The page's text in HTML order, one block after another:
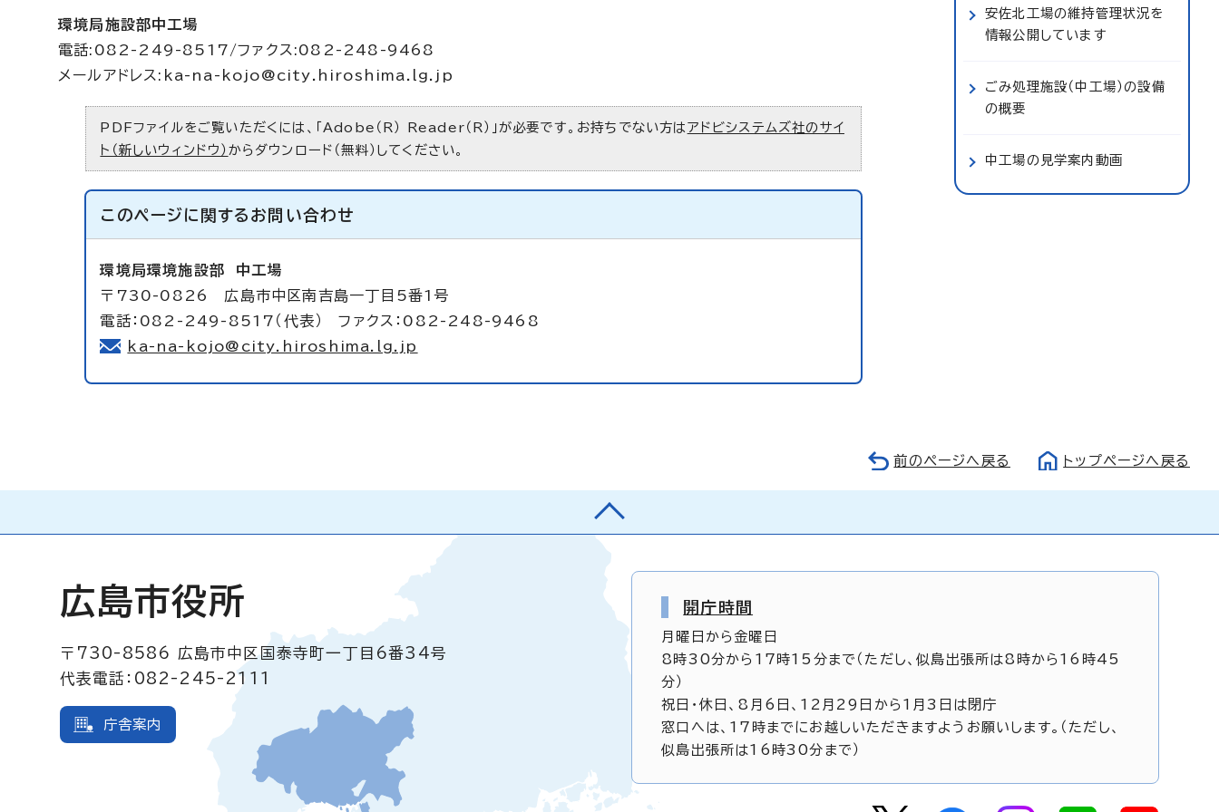
環境局施設部中工場
電話:082-249-8517/ファクス:082-248-9468
メールアドレス: ka-na-kojo@city.hiroshima.lg.jp
PDFファイルをご覧いただくには、「Adobe（R） Reader（R）」が必要です。お持ちでない方は アドビシステムズ社のサイ
ト（新しいウィンドウ） からダウンロード（無料）してください。
このページに関する お問い合わせ
環境局環境施設部 中工場
〒730-0826 広島市中区南吉島一丁目5番1号
電話：082-249-8517（代表） ファクス：082-248-9468
ka-na-kojo@city.hiroshima.lg.jp
安佐北工場の維持管理状況を
情報公開しています
ごみ処理施設（中工場）の設備
の概要
中工場の見学案内動画
前のページへ戻る トップページへ戻る
広島市役所
〒730-8586
広島市中区国泰寺町一丁目6番34号
代表電話：082-245-2111
庁舎案内
開庁時間
月曜日から金曜日
8時30分から17時15分まで（ただし、似島出張所は8時から16時45
分）
祝日・休日、8月6日、12月29日から1月3日は閉庁
窓口へは、17時までにお越しいただきますようお願いします。（ただし、
似島出張所は16時30分まで）